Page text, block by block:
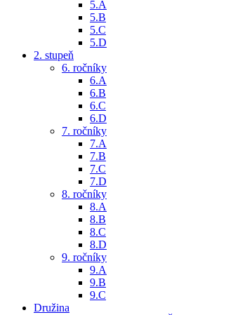
5.A
5.B
5.C
5.D
2. stupeň
6. ročníky
6.A
6.B
6.C
6.D
7. ročníky
7.A
7.B
7.C
7.D
8. ročníky
8.A
8.B
8.C
8.D
9. ročníky
9.A
9.B
9.C
Družina